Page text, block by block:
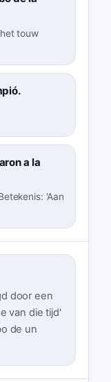
touw
a la
'Aan
door een
van die tijd'
de un